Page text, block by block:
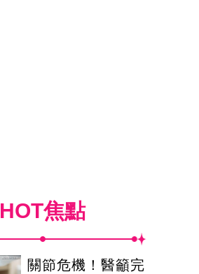
HOT焦點
關節危機！醫籲完